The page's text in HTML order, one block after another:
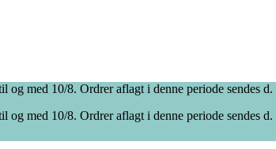
med 10/8. Ordrer aflagt i denne periode sendes
med 10/8. Ordrer aflagt i denne periode sendes